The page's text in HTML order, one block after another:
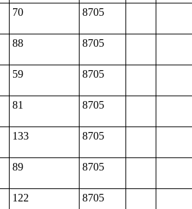
70 8705
88 8705
59 8705
81 8705
133 8705
89 8705
122 8705